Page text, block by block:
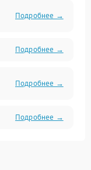
Подробнее →
Подробнее →
Подробнее →
Подробнее →